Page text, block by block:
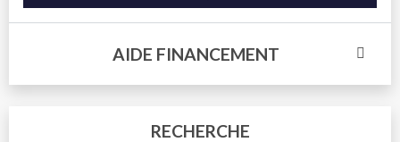
AIDE FINANCEMENT
RECHERCHE